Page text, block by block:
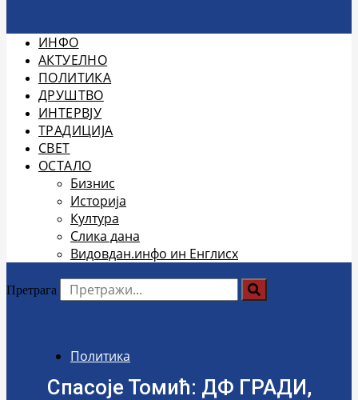
ИНФО
АКТУЕЛНО
ПОЛИТИКА
ДРУШТВО
ИНТЕРВЈУ
ТРАДИЦИЈА
СВЕТ
ОСТАЛО
Бизнис
Историја
Култура
Слика дана
Видовдан.инфо ин Енглисх
Претрага
Политика
Спасоје Томић: ДФ ГРАДИ,